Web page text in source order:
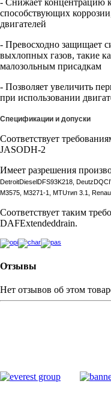
способствующих
двигателей
- Превосходно защищает
выхлопных газов, такие
малозольным присадкам
- Позволяет увеличить
при использовании
Спецификации и допуски
Соответствует
JASODH-2
Имеет разрешения
DetroitDieselDFS93K218, DeutzDQC
M3575, M3271-1, MTUтип 3.1,
Соответствует таким
DAFExtendeddrain.
Отзывы
Нет отзывов об этом